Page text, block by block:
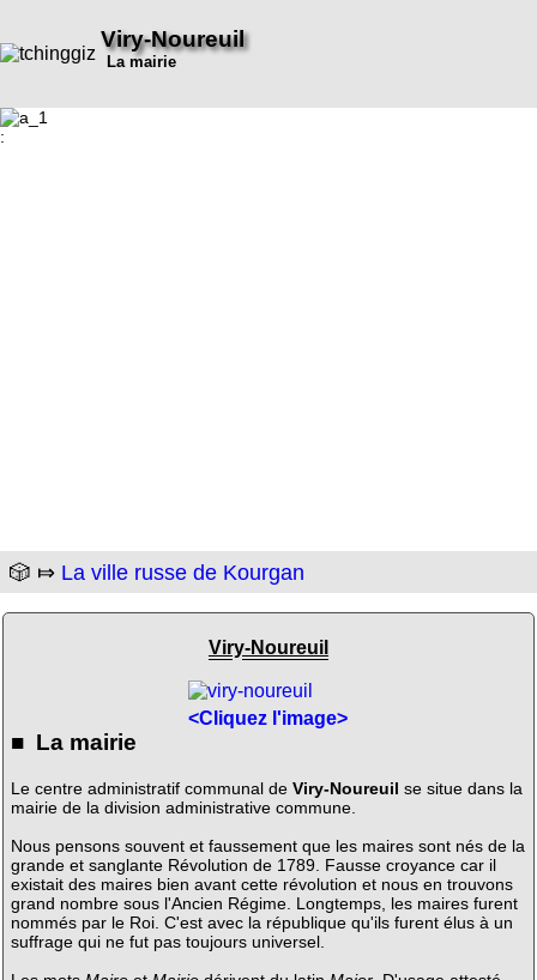
Viry-Noureuil
La mairie
:
🎲 ⤇ La ville russe de Kourgan
Viry-Noureuil
<Cliquez l'image>
■ La mairie
Le centre administratif communal de Viry-Noureuil se situe dans la
mairie de la division administrative commune.
Nous pensons souvent et faussement que les maires sont nés de la
grande et sanglante Révolution de 1789. Fausse croyance car il
existait des maires bien avant cette révolution et nous en trouvons
grand nombre sous l'Ancien Régime. Longtemps, les maires furent
nommés par le Roi. C'est avec la république qu'ils furent élus à un
suffrage qui ne fut pas toujours universel.